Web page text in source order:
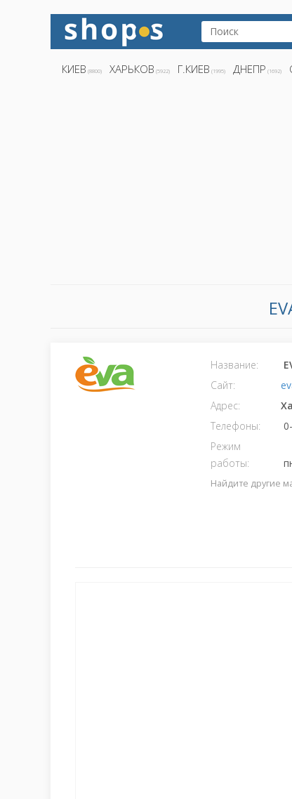
КИЕВ (8800) ХАРЬКОВ (5922) Г.КИЕВ (1995) ДНЕПР (1692)
Название:
Сайт:
Адрес:
Телефоны:
Режим
работы:
Найдите другие